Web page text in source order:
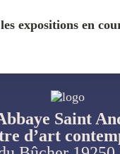
expositions en
Saint
d’art